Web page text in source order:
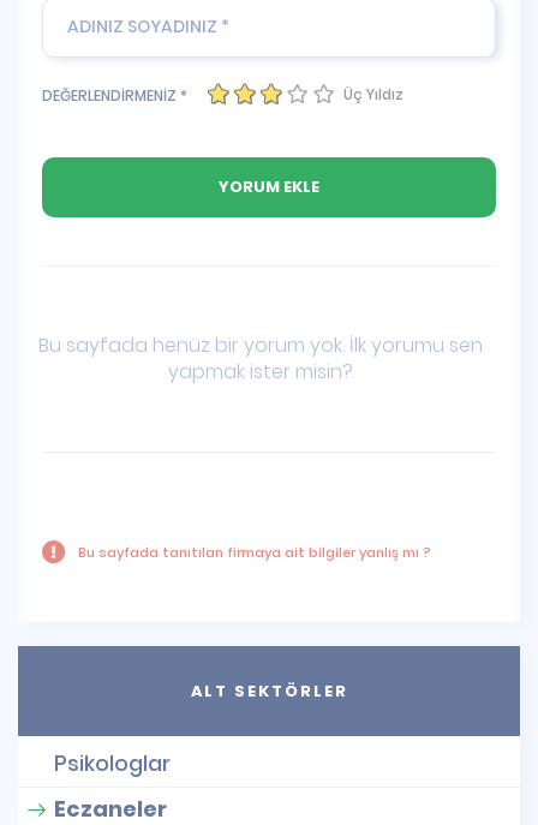
DEĞERLENDİRMENİZ * Üç Yıldız
Bu sayfada henüz bir yorum yok. İlk yorumu sen
yapmak ister misin?
Bu sayfada tanıtılan firmaya ait bilgiler yanlış mı ?
ALT SEKTÖRLER
Psikologlar
Eczaneler